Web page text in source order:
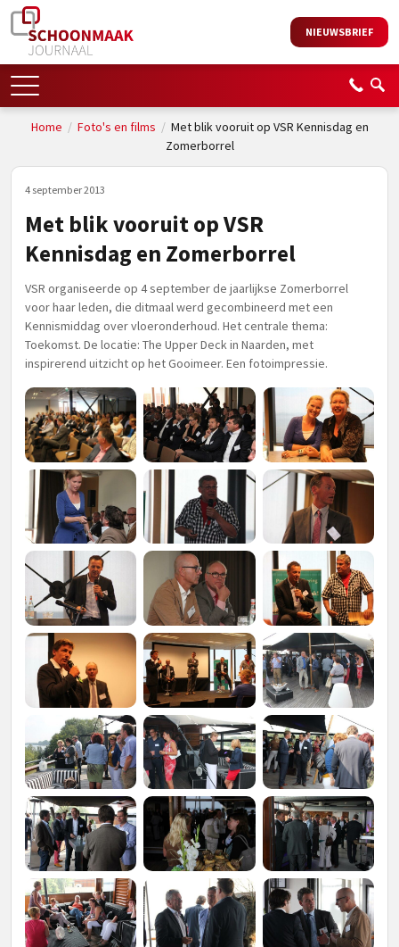
NIEUWSBRIEF
Home / Foto's en films / Met blik vooruit op VSR Kennisdag en
Zomerborrel
4 september 2013
Met blik vooruit op VSR
Kennisdag en Zomerborrel
VSR organiseerde op 4 september de jaarlijkse Zomerborrel
voor haar leden, die ditmaal werd gecombineerd met een
Kennismiddag over vloeronderhoud. Het centrale thema:
Toekomst. De locatie: The Upper Deck in Naarden, met
inspirerend uitzicht op het Gooimeer. Een fotoimpressie.